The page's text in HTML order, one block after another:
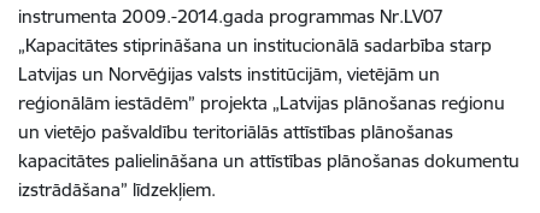
instrumenta 2009.-2014.gada programmas Nr.LV07
„Kapacitātes stiprināšana un institucionālā sadarbība starp
Latvijas un Norvēģijas valsts institūcijām, vietējām un
reģionālām iestādēm” projekta „Latvijas plānošanas reģionu
un vietējo pašvaldību teritoriālās attīstības plānošanas
kapacitātes palielināšana un attīstības plānošanas dokumentu
izstrādāšana” līdzekļiem.